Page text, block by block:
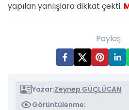
yapılan yanlışlara dikkat çekti.
Paylaş
Yazar:Zeynep GÜÇLÜCAN
Görüntülenme: